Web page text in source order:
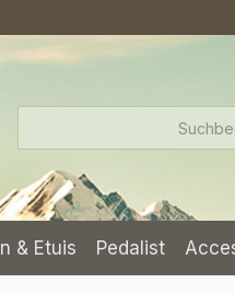
& Etuis Pedalist